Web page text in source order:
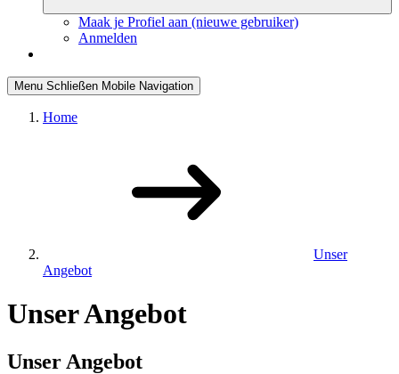
Maak je Profiel aan (nieuwe gebruiker)
Anmelden
Menu Schließen Mobile Navigation
Home
Unser
Angebot
Unser Angebot
Unser Angebot